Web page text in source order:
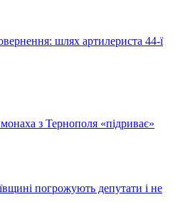
шлях артилериста 44-ї
з Тернополя «підриває»
погрожують депутати і не